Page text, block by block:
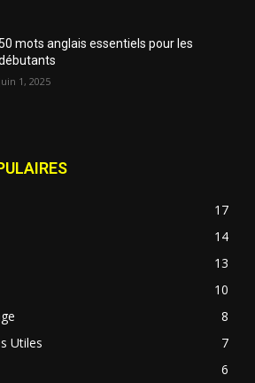
50 mots anglais essentiels pour les
juin 1, 2025
17
14
13
10
8
Utiles
7
6